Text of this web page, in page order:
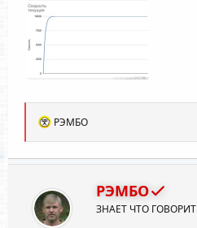
Р
а
к
и
и
:
РЭМБО
РЭМБО
ЗНАЕТ ЧТО ГОВОРИТ